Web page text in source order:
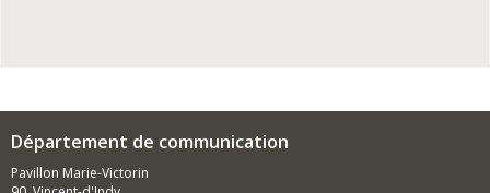
Département de communication
Pavillon Marie-Victorin